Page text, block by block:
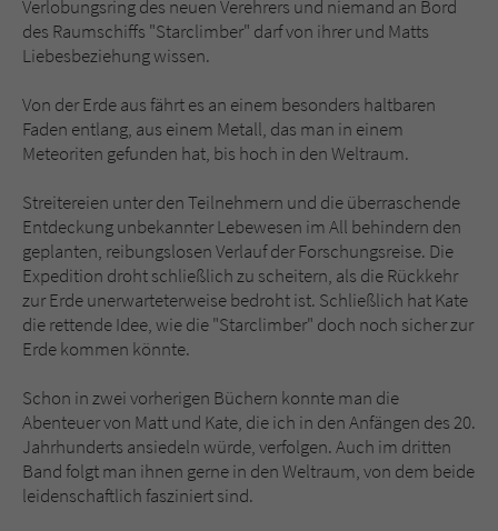
Verlobungsring des neuen Verehrers und niemand an Bord
des Raumschiffs "Starclimber" darf von ihrer und Matts
Liebesbeziehung wissen.
Von der Erde aus fährt es an einem besonders haltbaren
Faden entlang, aus einem Metall, das man in einem
Meteoriten gefunden hat, bis hoch in den Weltraum.
Streitereien unter den Teilnehmern und die überraschende
Entdeckung unbekannter Lebewesen im All behindern den
geplanten, reibungslosen Verlauf der Forschungsreise. Die
Expedition droht schließlich zu scheitern, als die Rückkehr
zur Erde unerwarteterweise bedroht ist. Schließlich hat Kate
die rettende Idee, wie die "Starclimber" doch noch sicher zur
Erde kommen könnte.
Schon in zwei vorherigen Büchern konnte man die
Abenteuer von Matt und Kate, die ich in den Anfängen des 20.
Jahrhunderts ansiedeln würde, verfolgen. Auch im dritten
Band folgt man ihnen gerne in den Weltraum, von dem beide
leidenschaftlich fasziniert sind.